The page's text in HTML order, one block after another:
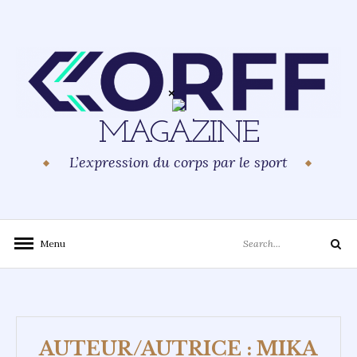
MAGAZINE
L’expression du corps par le sport
Menu
for:
Search
AUTEUR/AUTRICE : MIKA